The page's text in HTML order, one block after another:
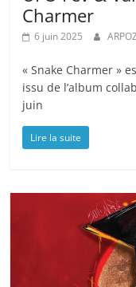
Charmer
6 juin 2025
« Snake Charmer »
issu de l’album
juin
Lire la suite